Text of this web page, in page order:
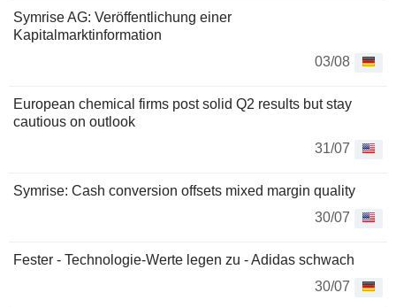
Symrise AG: Veröffentlichung einer
Kapitalmarktinformation
03/08
European chemical firms post solid Q2 results but stay
cautious on outlook
31/07
Symrise: Cash conversion offsets mixed margin quality
30/07
Fester - Technologie-Werte legen zu - Adidas schwach
30/07